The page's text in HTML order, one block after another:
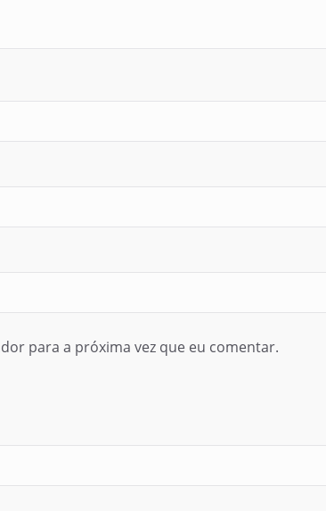
para a próxima vez que eu comentar.